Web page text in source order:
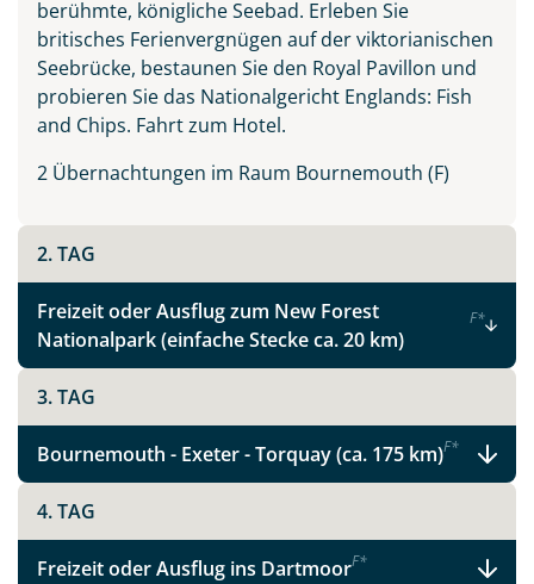
Südengland & Cornwall
Facebook
WhatsApp
Telegram
per E-Mail senden
berühmte, königliche Seebad. Erleben Sie
britisches Ferienvergnügen auf der viktorianischen
Seebrücke, bestaunen Sie den Royal Pavillon und
probieren Sie das Nationalgericht Englands: Fish
and Chips. Fahrt zum Hotel.
2 Übernachtungen im Raum Bournemouth (F)
2. TAG
Freizeit oder Ausflug zum New Forest
Nationalpark (einfache Stecke ca. 20 km)
F*
3. TAG
Bournemouth - Exeter - Torquay (ca. 175 km)F*
4. TAG
Freizeit oder Ausflug ins DartmoorF*